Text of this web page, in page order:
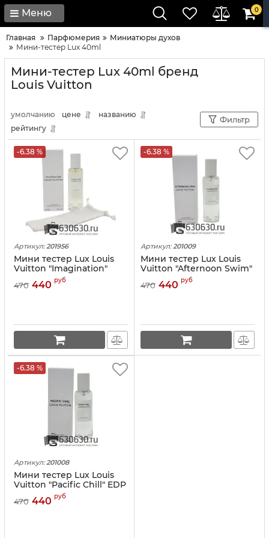
Меню 0
Главная Парфюмерия
Миниатюры духов
Мини-тестер Lux 40ml
Мини-тестер Lux 40ml бренд
Louis Vuitton
умолчанию цене
названию
рейтингу
Фильтр
-6.38 %
Артикул: 201956
Мини тестер Lux Louis
Vuitton "Imagination"
EDP 40 ml
470 440 руб
-6.38 %
Артикул: 201009
Мини тестер Lux Louis
Vuitton "Afternoon Swim"
EDP 40 ml
470 440 руб
-6.38 %
Артикул: 201008
Мини тестер Lux Louis
Vuitton "Pacific Chill" EDP
470 440 руб